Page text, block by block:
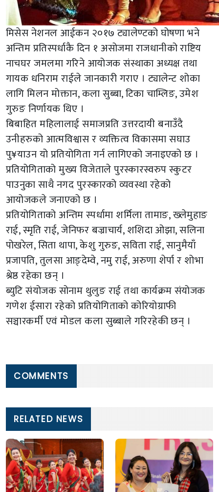
मिसेस नेशनल आईकन २०१७ ट्यालेण्टको घोषणा भने
अन्तिम प्रतिस्पर्धाकै दिन १ असोजमा राजधानीको राष्टिय
नाचघर जमलमा गरिने आयोजक संस्थाका अध्यक्ष तथा
गायक धनिराम राईले जानकारी गराए । ट्यालेन्ट शोका
लागि मिलन मोक्तान, कला सुब्बा, टिका चाम्लिङ, उमेश
गुरुङ निर्णायक थिए ।
बिबाहित महिलालाई समाजप्रति उत्तरदायी बनाउँदै
उनीहरुको आत्मविश्वास र व्यक्तित्व विकासमा सघाउ
पु¥याउन यो प्रतियोगिता गर्न लागिएको जनाइएको छ ।
प्रतियोगिताको मुख्य विजेताले पुरस्कारस्वरुप स्कुटर
पाउनुका साथै नगद पुरस्कारको व्यवस्था रहेको
आयोजकले जनाएको छ ।
प्रतियोगिताको अन्तिम स्पर्धामा शर्मिला तामाङ, ख्लेमुहाङ
राई, स्मृति राई, जेनिफर बज्राचार्य, शशिदा ओझा, सलिना
पोखरेल, सिता थापा, केशु गुरुङ, सविता राई, सानुमैयाँ
प्रजापति, तुलसा आङ्देम्वे, नमु राई, अरुणा शेर्पा र शोभा
श्रेष्ठ रहेका छन् ।
ब्युटि संयोजक सोनाम थुलुङ राई तथा कार्यक्रम संयोजक
गणेश ईसारा रहेको प्रतियोगिताको कोरियोग्राफी
सञ्चारकर्मी एवं मोडल कला सुब्बाले गरिरहेकी छन् ।
COMMENTS
RELATED NEWS